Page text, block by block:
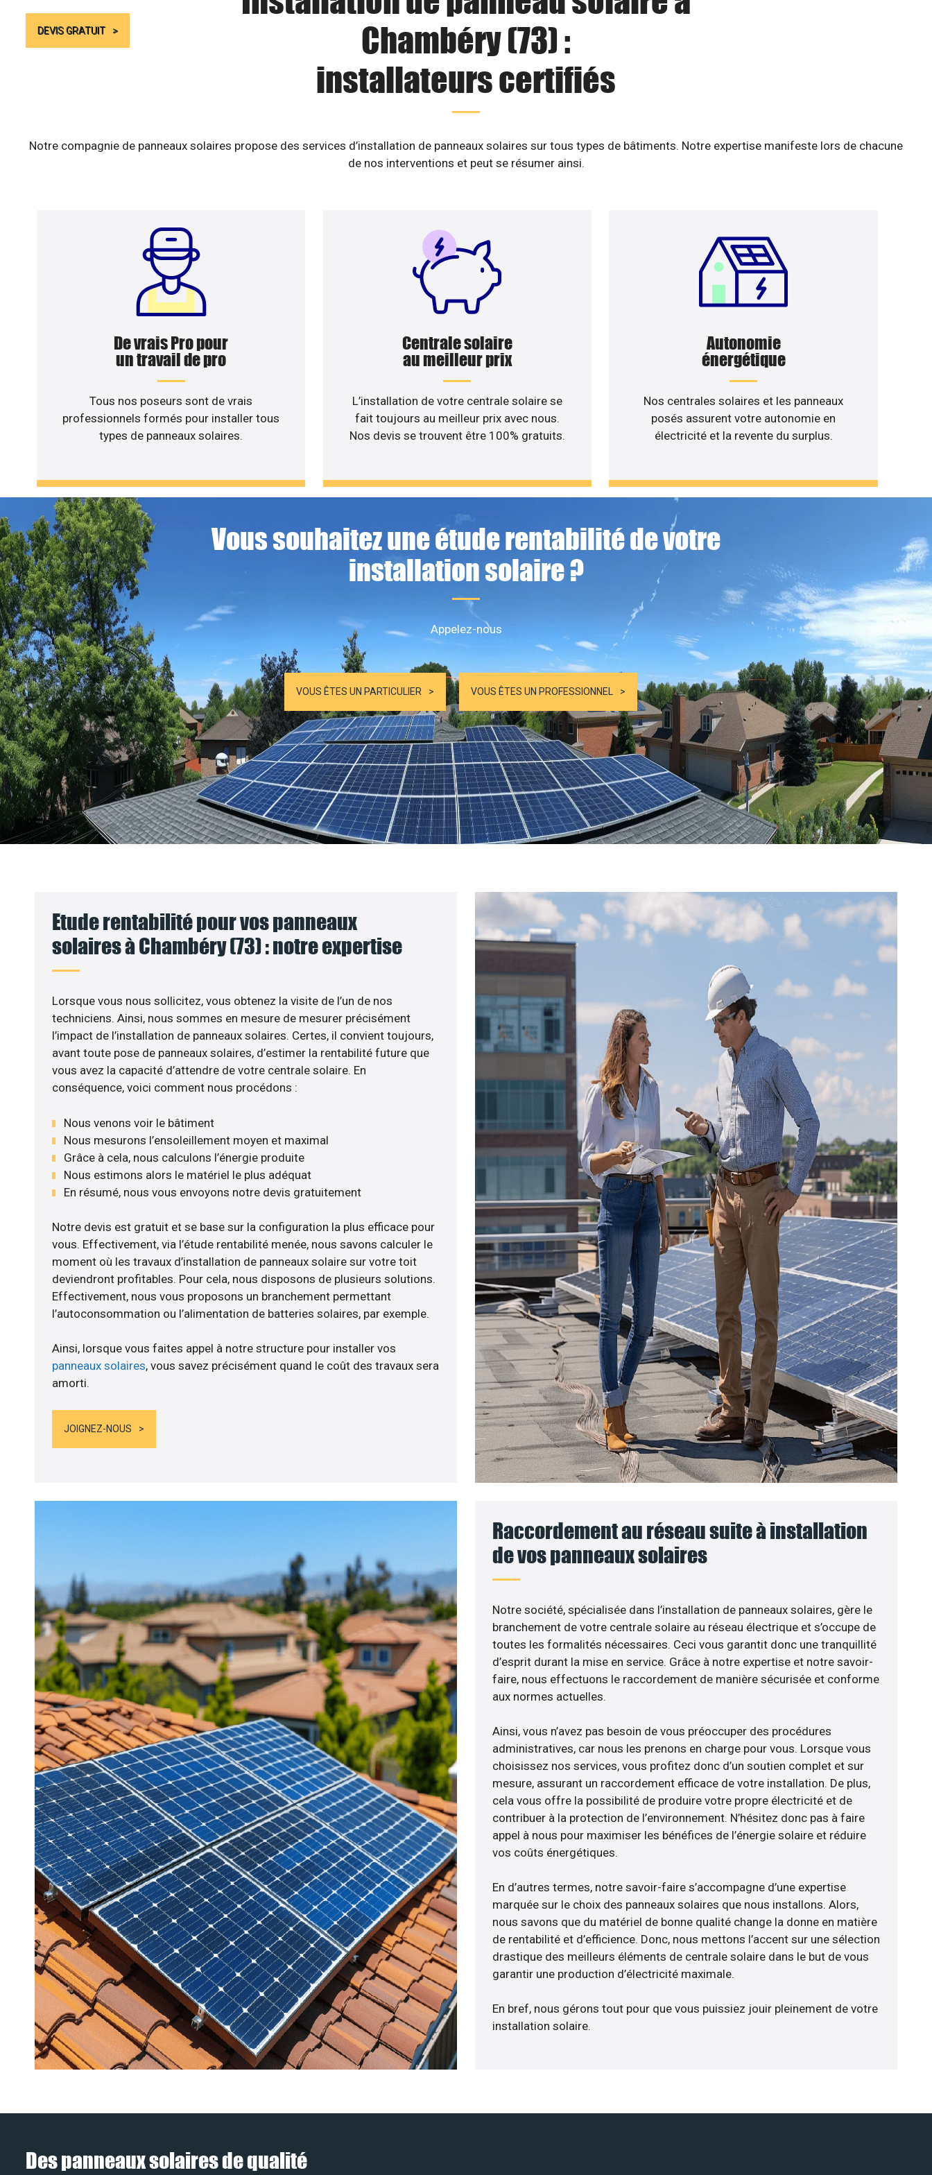
DEVIS GRATUIT
Chambéry (73) :
installateurs certifiés
Notre compagnie de panneaux solaires propose des services d’installation de panneaux solaires sur tous types de bâtiments. Notre expertise manifeste lors de chacune
de nos interventions et peut se résumer ainsi.
De vrais Pro pour
un travail de pro
Tous nos poseurs sont de vrais
professionnels formés pour installer tous
types de panneaux solaires.
Centrale solaire
au meilleur prix
L’installation de votre centrale solaire se
fait toujours au meilleur prix avec nous.
Nos devis se trouvent être 100% gratuits.
Autonomie
énergétique
Nos centrales solaires et les panneaux
posés assurent votre autonomie en
électricité et la revente du surplus.
Vous souhaitez une étude rentabilité de votre
installation solaire ?
Appelez-nous
VOUS ÊTES UN PARTICULIER VOUS ÊTES UN PROFESSIONNEL
Etude rentabilité pour vos panneaux
solaires à Chambéry (73) : notre expertise
Lorsque vous nous sollicitez, vous obtenez la visite de l’un de nos
techniciens. Ainsi, nous sommes en mesure de mesurer précisément
l’impact de l’installation de panneaux solaires. Certes, il convient toujours,
avant toute pose de panneaux solaires, d’estimer la rentabilité future que
vous avez la capacité d’attendre de votre centrale solaire. En
conséquence, voici comment nous procédons :
Nous venons voir le bâtiment
Nous mesurons l’ensoleillement moyen et maximal
Grâce à cela, nous calculons l’énergie produite
Nous estimons alors le matériel le plus adéquat
En résumé, nous vous envoyons notre devis gratuitement
Notre devis est gratuit et se base sur la configuration la plus efficace pour
vous. Effectivement, via l’étude rentabilité menée, nous savons calculer le
moment où les travaux d’installation de panneaux solaire sur votre toit
deviendront profitables. Pour cela, nous disposons de plusieurs solutions.
Effectivement, nous vous proposons un branchement permettant
l’autoconsommation ou l’alimentation de batteries solaires, par exemple.
Ainsi, lorsque vous faites appel à notre structure pour installer vos
panneaux solaires, vous savez précisément quand le coût des travaux sera
amorti.
JOIGNEZ-NOUS
Raccordement au réseau suite à installation
de vos panneaux solaires
Notre société, spécialisée dans l’installation de panneaux solaires, gère le
branchement de votre centrale solaire au réseau électrique et s’occupe de
toutes les formalités nécessaires. Ceci vous garantit donc une tranquillité
d’esprit durant la mise en service. Grâce à notre expertise et notre savoir-
faire, nous effectuons le raccordement de manière sécurisée et conforme
aux normes actuelles.
Ainsi, vous n’avez pas besoin de vous préoccuper des procédures
administratives, car nous les prenons en charge pour vous. Lorsque vous
choisissez nos services, vous profitez donc d’un soutien complet et sur
mesure, assurant un raccordement efficace de votre installation. De plus,
cela vous offre la possibilité de produire votre propre électricité et de
contribuer à la protection de l’environnement. N’hésitez donc pas à faire
appel à nous pour maximiser les bénéfices de l’énergie solaire et réduire
vos coûts énergétiques.
En d’autres termes, notre savoir-faire s’accompagne d’une expertise
marquée sur le choix des panneaux solaires que nous installons. Alors,
nous savons que du matériel de bonne qualité change la donne en matière
de rentabilité et d’efficience. Donc, nous mettons l’accent sur une sélection
drastique des meilleurs éléments de centrale solaire dans le but de vous
garantir une production d’électricité maximale.
En bref, nous gérons tout pour que vous puissiez jouir pleinement de votre
installation solaire.
Des panneaux solaires de qualité